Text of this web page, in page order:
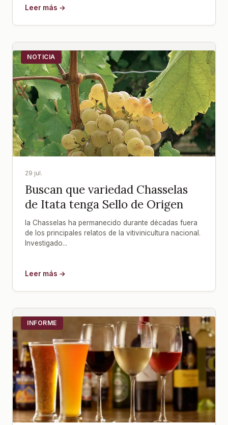
Leer más →
NOTICIA
29 jul.
Buscan que variedad Chasselas
de Itata tenga Sello de Origen
la Chasselas ha permanecido durante décadas fuera
de los principales relatos de la vitivinicultura nacional.
Investigado...
Leer más →
INFORME